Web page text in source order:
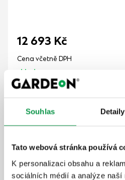
Souhlas Detaily
Tato webová stránka používá
K personalizaci obsahu a
sociálních médií a analýze
12 693 Kč
Cena včetně DPH
skladem
Modulový pracovní stůl
GLADIATOR®